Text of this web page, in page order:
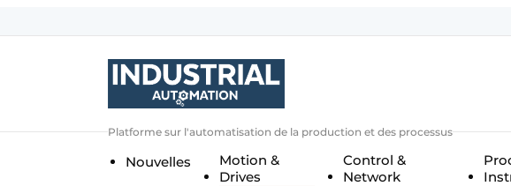
Contact
Eigen content aanleveren
Platforme sur l'automatisation de la production et des processus
Nouvelles
Motion &
Drives
Control &
Network